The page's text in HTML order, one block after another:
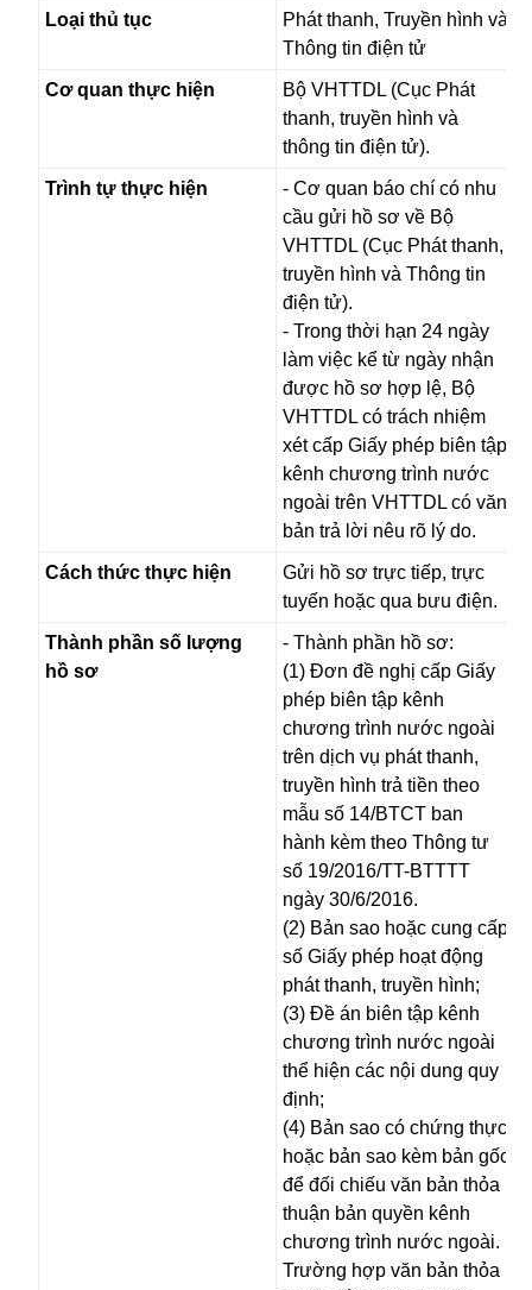
Loại thủ tục
Phát thanh, Truyền hình và
Thông tin điện tử
Cơ quan thực hiện
Bộ VHTTDL (Cục Phát
thanh, truyền hình và
thông tin điện tử).
Trình tự thực hiện
- Cơ quan báo chí có nhu
cầu gửi hồ sơ về Bộ
VHTTDL (Cục Phát thanh,
truyền hình và Thông tin
điện tử).
- Trong thời hạn 24 ngày
làm việc kể từ ngày nhận
được hồ sơ hợp lệ, Bộ
VHTTDL có trách nhiệm
xét cấp Giấy phép biên tập
kênh chương trình nước
ngoài trên VHTTDL có văn
bản trả lời nêu rõ lý do.
Cách thức thực hiện
Gửi hồ sơ trực tiếp, trực
tuyến hoặc qua bưu điện.
Thành phần số lượng
hồ sơ
- Thành phần hồ sơ:
(1) Đơn đề nghị cấp Giấy
phép biên tập kênh
chương trình nước ngoài
trên dịch vụ phát thanh,
truyền hình trả tiền theo
mẫu số 14/BTCT ban
hành kèm theo Thông tư
số 19/2016/TT-BTTTT
ngày 30/6/2016.
(2) Bản sao hoặc cung cấp
số Giấy phép hoạt động
phát thanh, truyền hình;
(3) Đề án biên tập kênh
chương trình nước ngoài
thể hiện các nội dung quy
định;
(4) Bản sao có chứng thực
hoặc bản sao kèm bản gốc
để đối chiếu văn bản thỏa
thuận bản quyền kênh
chương trình nước ngoài.
Trường hợp văn bản thỏa